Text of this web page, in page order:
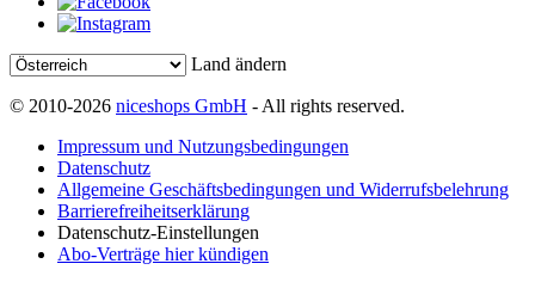
Land ändern
© 2010-2026 niceshops GmbH - All rights reserved.
Impressum und Nutzungsbedingungen
Datenschutz
Allgemeine Geschäftsbedingungen und Widerrufsbelehrung
Barrierefreiheitserklärung
Datenschutz-Einstellungen
Abo-Verträge hier kündigen